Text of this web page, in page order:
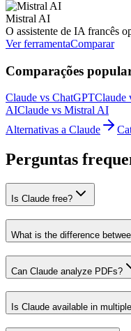
Mistral AI
O assistente de IA francês
Ver ferramentaComparar
Comparações
Claude vs ChatGPTClaude
AIClaude vs Mistral AI
Alternativas a Claude
Perguntas
Is Claude free?
What is the difference
Can Claude analyze PDFs?
Is Claude available in